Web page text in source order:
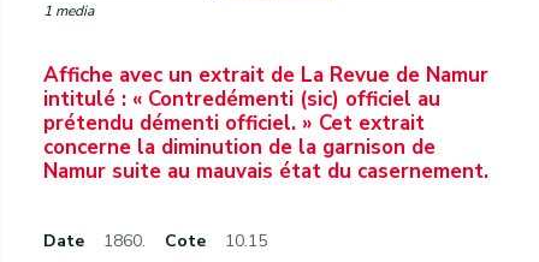
1 media
Affiche avec un extrait de La Revue de Namur
intitulé : « Contredémenti (sic) officiel au
prétendu démenti officiel. » Cet extrait
concerne la diminution de la garnison de
Namur suite au mauvais état du casernement.
Date 1860. Cote 10.15